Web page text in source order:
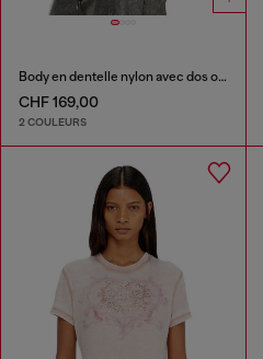
Body en dentelle nylon avec dos ouvert
CHF 169,00
2 COULEURS